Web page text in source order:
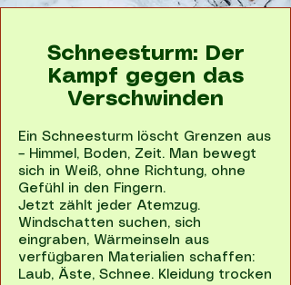
Schneesturm: Der
Kampf gegen das
Verschwinden
Ein Schneesturm löscht Grenzen aus
– Himmel, Boden, Zeit. Man bewegt
sich in Weiß, ohne Richtung, ohne
Gefühl in den Fingern.
Jetzt zählt jeder Atemzug.
Windschatten suchen, sich
eingraben, Wärmeinseln aus
verfügbaren Materialien schaffen:
Laub, Äste, Schnee. Kleidung trocken